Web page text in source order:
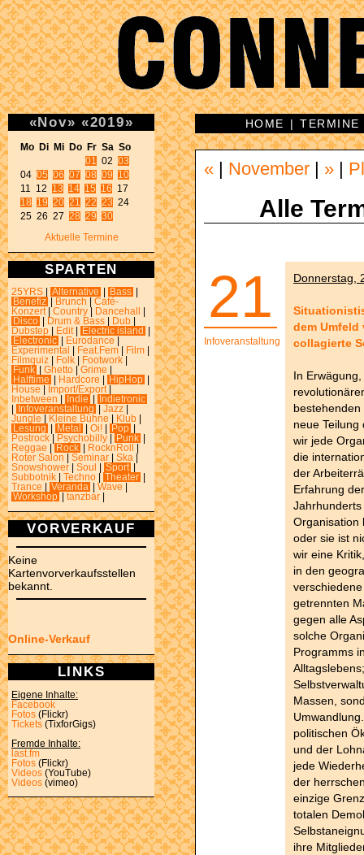
«Nov» «2019»
Mo Di Mi Do Fr Sa So
01
02 03
04 05 06 07 08 09
10
11 12 13 14 15 16
18
19 20 21 22 23 24
25 26 27 28 29 30
Aktuelle Termine
SPARTEN
25YRS Alternative Bass
Benefiz
Brunch
Café-
Konzert
Country Dancehall
Disco
Drum & Bass Dub
Dubstep
Edit Electric island
Electronic
Eurodance
Experimental
Feat.Fem Film
Filmquiz
Folk Footwork
Funk
Ghetto Grime
Halftime
Hardcore HipHop
House
Import/Export
Inbetween
Indie
Indietronic
Infoveranstaltung Jazz
Jungle
Kleine Bühne Klub
Lesung
Metal Oi! Pop
Postrock
Psychobilly Punk
Reggae
Rock RocknRoll
Roter Salon
Seminar Ska
Snowshower
Soul Sport
Subbotnik
Techno Theater
Trance
Veranda Wave
Workshop
tanzbar
VORVERKAUF
Keine
Kartenvorverkaufsstellen
bekannt.
Online-Verkauf
LINKS
Eigene Inhalte:
Facebook
Fotos (Flickr)
Tickets (TixforGigs)
Fremde Inhalte:
last.fm
Fotos (Flickr)
Videos (YouTube)
Videos (vimeo)
HOME |TERMINE
« November »
Alle
21
Infoveranstaltung
Donnerstag,
dem Umfeld
collagierte
In
neue
wir jede
die
der
Erfahrung
Organisation
oder sie ist
wir eine
in den
getrennten
gegen alle
solche
Programms
Massen,
politischen
und der
jede
der
einzige
totalen
ihre